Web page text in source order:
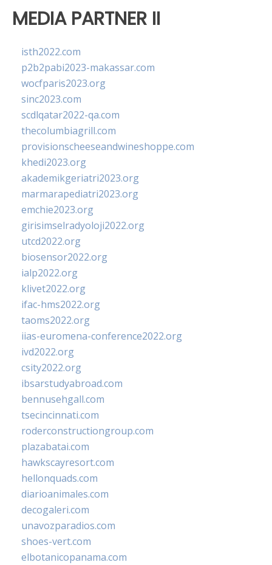
MEDIA PARTNER II
isth2022.com
p2b2pabi2023-makassar.com
wocfparis2023.org
sinc2023.com
scdlqatar2022-qa.com
thecolumbiagrill.com
provisionscheeseandwineshoppe.com
khedi2023.org
akademikgeriatri2023.org
marmarapediatri2023.org
emchie2023.org
girisimselradyoloji2022.org
utcd2022.org
biosensor2022.org
ialp2022.org
klivet2022.org
ifac-hms2022.org
taoms2022.org
iias-euromena-conference2022.org
ivd2022.org
csity2022.org
ibsarstudyabroad.com
bennusehgall.com
tsecincinnati.com
roderconstructiongroup.com
plazabatai.com
hawkscayresort.com
hellonquads.com
diarioanimales.com
decogaleri.com
unavozparadios.com
shoes-vert.com
elbotanicopanama.com